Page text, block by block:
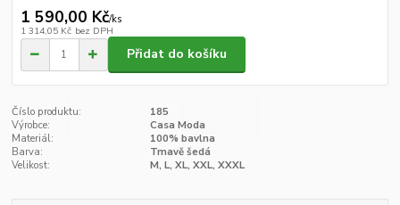
1 590,00 Kč/ks
1 314,05 Kč bez DPH
Přidat do košíku
Číslo produktu:
185
Výrobce:
Casa Moda
Materiál:
100% bavlna
Barva:
Tmavě šedá
Velikost:
M, L, XL, XXL, XXXL